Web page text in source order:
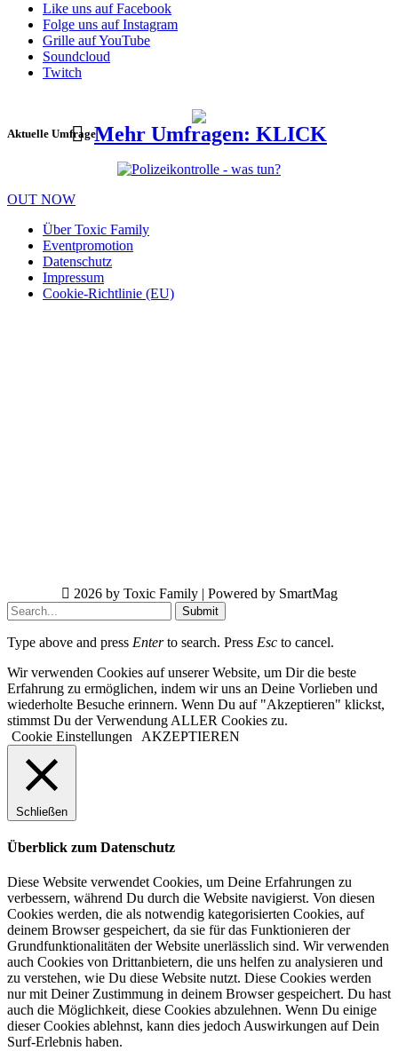
Like uns auf Facebook
Folge uns auf Instagram
Grille auf YouTube
Soundcloud
Twitch
Aktuelle UmfrageMehr Umfragen: KLICK
OUT NOW
Über Toxic Family
Eventpromotion
Datenschutz
Impressum
Cookie-Richtlinie (EU)
2026 by Toxic Family | Powered by SmartMag
Submit
Type above and press Enterto search. Press Esc to cancel.
Wir verwenden Cookies auf unserer Website, um Dir die beste
Erfahrung zu ermöglichen, indem wir uns an Deine Vorlieben und
wiederholte Besuche erinnern. Wenn Du auf "Akzeptieren" klickst,
stimmst Du der Verwendung ALLER Cookies zu.
Cookie Einstellungen
AKZEPTIEREN
Schließen
Überblick zum Datenschutz
Diese Website verwendet Cookies, um Deine Erfahrungen zu
verbessern, während Du durch die Website navigierst. Von diesen
Cookies werden, die als notwendig kategorisierten Cookies, auf
deinem Browser gespeichert, da sie für das Funktionieren der
Grundfunktionalitäten der Website unerlässlich sind. Wir verwenden
auch Cookies von Drittanbietern, die uns helfen zu analysieren und
zu verstehen, wie Du diese Website nutzt. Diese Cookies werden
nur mit Deiner Zustimmung in deinem Browser gespeichert. Du hast
auch die Möglichkeit, diese Cookies abzulehnen. Wenn Du einige
dieser Cookies ablehnst, kann dies jedoch Auswirkungen auf Dein
Surf-Erlebnis haben.